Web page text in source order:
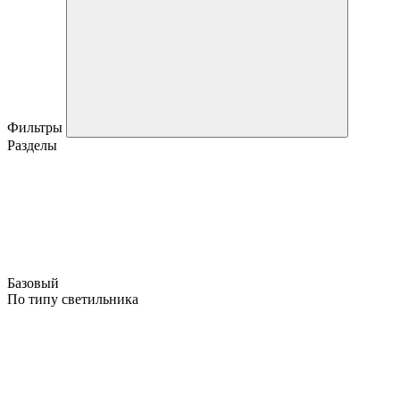
Фильтры
Разделы
Базовый
По типу светильника